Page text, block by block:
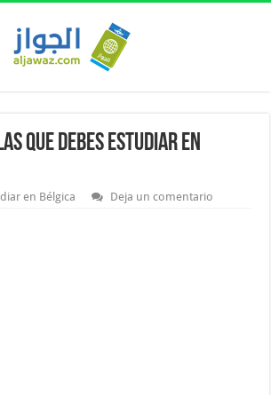
que debes estudiar en
en Bélgica Deja un comentario